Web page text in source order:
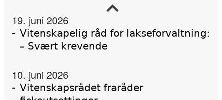
19. juni 2026
Vitenskapelig råd for lakseforvaltning:
– Svært krevende
10. juni 2026
Vitenskapsrådet fraråder